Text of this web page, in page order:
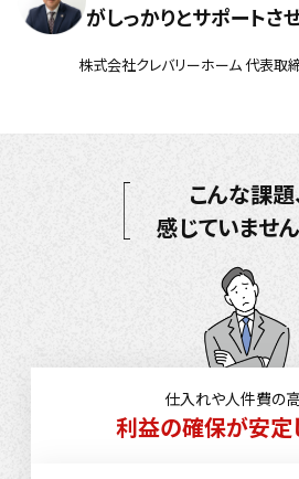
がしっかりとサポートさ
株式会社クレバリーホーム 代表取
こんな課題
感じていませ
仕入れや人件費の
利益の確保が安